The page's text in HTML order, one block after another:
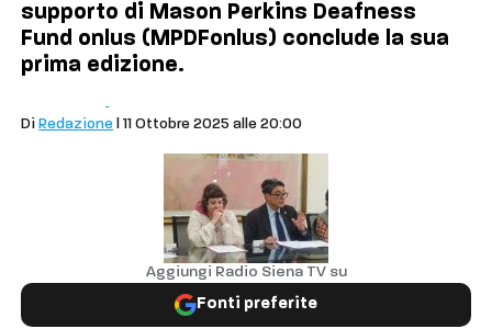
supporto di Mason Perkins Deafness
Fund onlus (MPDFonlus) conclude la sua
prima edizione.
Di Redazione | 11 Ottobre 2025 alle 20:00
Aggiungi Radio Siena TV su
Fonti preferite